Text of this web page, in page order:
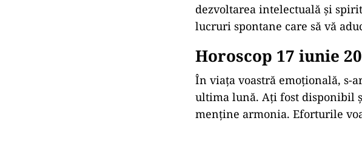
dezvoltarea intelectuală și
lucruri spontane care să vă
Horoscop 17 iunie
În viața voastră emoțională, s-
ultima lună. Aţi fost disponibil
menține armonia. Eforturile